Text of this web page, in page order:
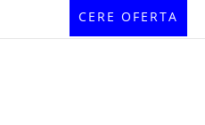
CERE OFERTA